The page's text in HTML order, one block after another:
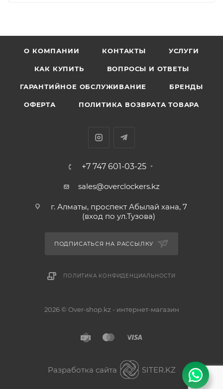
О КОМПАНИИ КОНТАКТЫ УСЛУГИ
КАК КУПИТЬ ВОПРОСЫ И ОТВЕТЫ
ГАРАНТИЙНОЕ ОБСЛУЖИВАНИЕ БРЕНДЫ
ОФЕРТА ПОЛИТИКА ВОЗВРАТА ТОВАРА
+7 747 601-03-25
sales@overclockers.kz
г. Алматы, проспект Абылай хана, 7
(вход по ул.Тузова)
ПОДПИСАТЬСЯ НА РАССЫЛКУ
ПОЛИТИКА КОНФИДЕНЦИАЛЬНОСТИ
2026 © Over-shop.kz - интернет-магазин
Разработка сайта SITER.KZ